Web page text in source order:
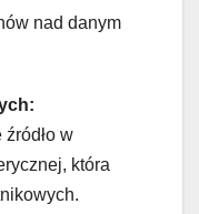
nad danym
w
która